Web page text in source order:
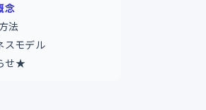
念
法
スモデル
せ★